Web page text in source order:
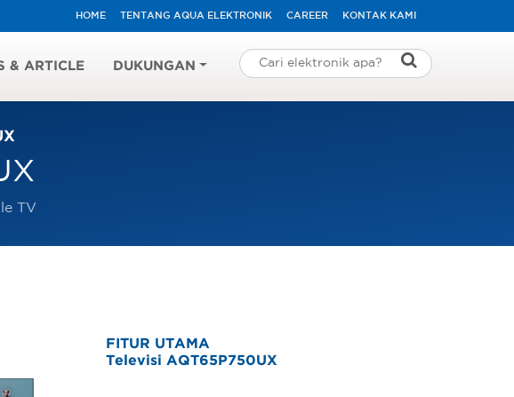
HOME TENTANG AQUA ELEKTRONIK CAREER KONTAK KAMI
& ARTICLE DUKUNGAN
TV
FITUR UTAMA
Televisi AQT65P750UX